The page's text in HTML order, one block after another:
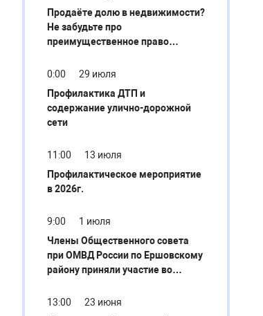
Продаёте долю в недвижимости?
Не забудьте про
преимущественное право
0:00
29 июля
Профилактика ДТП и
содержание улично-дорожной
сети
11:00
13 июля
Профилактическое мероприятие
в 2026г.
9:00
1 июля
Члены Общественного совета
при ОМВД России по Ершовскому
району приняли участие во
социальной защиты Саратовской
13:00
23 июня